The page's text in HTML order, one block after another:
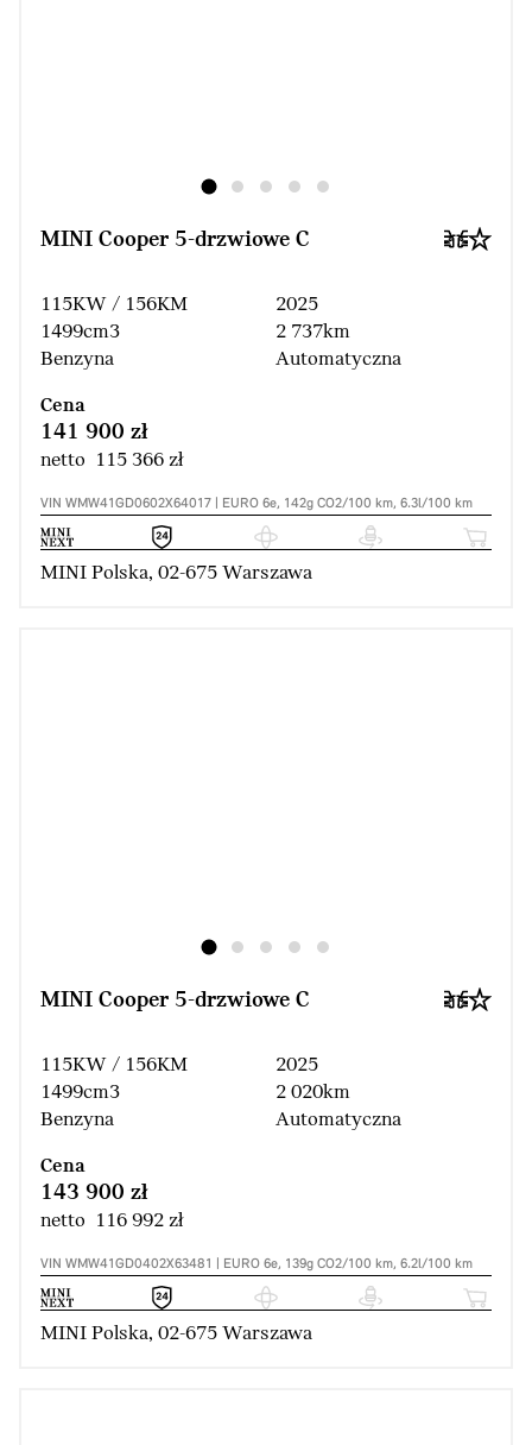
MINI Cooper 5-drzwiowe C
115KW / 156KM
1499cm3
Benzyna
2025
2 737km
Automatyczna
Cena
141 900 zł
netto 115 366 zł
VIN WMW41GD0602X64017 | EURO 6e, 142g CO2/100 km, 6.3l/100 km
MINI Polska, 02-675 Warszawa
MINI Cooper 5-drzwiowe C
115KW / 156KM
1499cm3
Benzyna
2025
2 020km
Automatyczna
Cena
143 900 zł
netto 116 992 zł
VIN WMW41GD0402X63481 | EURO 6e, 139g CO2/100 km, 6.2l/100 km
MINI Polska, 02-675 Warszawa